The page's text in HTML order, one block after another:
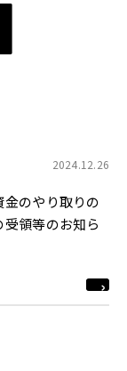
2024.12.26
のやり取りの
領等のお知ら